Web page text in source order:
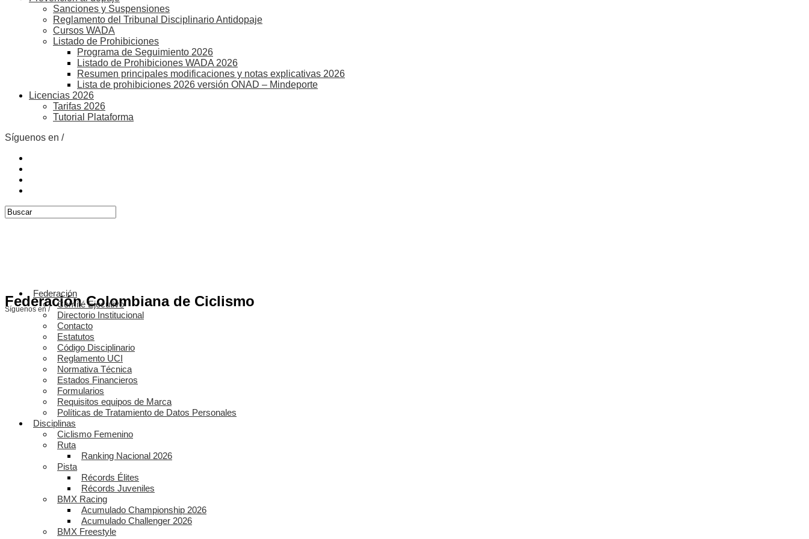
Sanciones y Suspensiones
Reglamento del Tribunal Disciplinario Antidopaje
Cursos WADA
Listado de Prohibiciones
Programa de Seguimiento 2026
Listado de Prohibiciones WADA 2026
Resumen principales modificaciones y notas explicativas 2026
Lista de prohibiciones 2026 versión ONAD – Mindeporte
Licencias 2026
Tarifas 2026
Tutorial Plataforma
Síguenos en /
Federación Colombiana de Ciclismo
Síguenos en /
Federación
Comité Ejecutivo
Directorio Institucional
Contacto
Estatutos
Código Disciplinario
Reglamento UCI
Normativa Técnica
Estados Financieros
Formularios
Requisitos equipos de Marca
Políticas de Tratamiento de Datos Personales
Disciplinas
Ciclismo Femenino
Ruta
Ranking Nacional 2026
Pista
Récords Élites
Récords Juveniles
BMX Racing
Acumulado Championship 2026
Acumulado Challenger 2026
BMX Freestyle